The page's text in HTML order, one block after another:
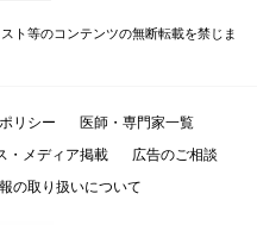
ト等のコンテンツの無断転載を禁じま
ポリシー
医師・専門家一覧
・メディア掲載
広告のご相談
の取り扱いについて